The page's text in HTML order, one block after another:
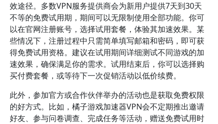
效途径。多数VPN服务提供商会为新用户提供7天到30天
不等的免费试用期，期间可以无限制使用全部功能。你可
以在官网注册账号，选择试用套餐，体验其加速效果。某
些情况下，注册过程中只需简单填写邮箱和密码，即可获
得免费试用资格。建议在试用期间详细测试不同游戏的加
速效果，确保满足你的需求。试用结束后，你可以选择购
买付费套餐，或等待下一次促销活动以低价续费。
此外，参加官方或合作伙伴举办的活动也是获取免费权限
的好方式。比如，橘子游戏加速器VPN会不定期推出邀请
好友、参与问卷调查、完成任务等活动，赠送免费试用时